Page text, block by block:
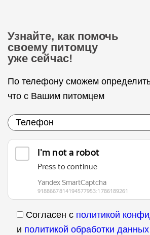
Узнайте, как помочь
своему питомцу
уже сейчас!
По телефону сможем
что с Вашим питомцем
Согласен с политикой
и политикой обработки данных